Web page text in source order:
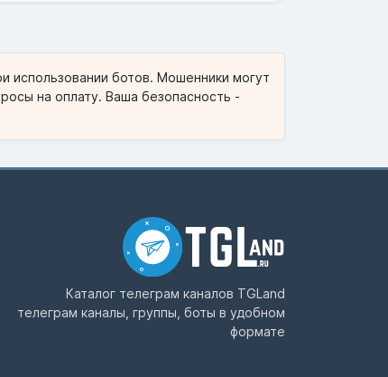
использовании ботов. Мошенники могут
на оплату. Ваша безопасность -
Каталог телеграм каналов TGLand
телеграм каналы, группы, боты в удобном
формате